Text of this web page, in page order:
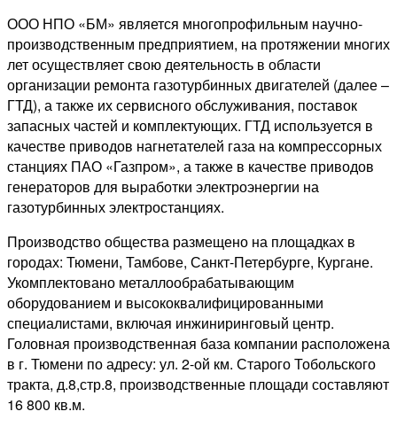
ООО НПО «БМ» является многопрофильным научно-
производственным предприятием, на протяжении многих
лет осуществляет свою деятельность в области
организации ремонта газотурбинных двигателей (далее –
ГТД), а также их сервисного обслуживания, поставок
запасных частей и комплектующих. ГТД используется в
качестве приводов нагнетателей газа на компрессорных
станциях ПАО «Газпром», а также в качестве приводов
генераторов для выработки электроэнергии на
газотурбинных электростанциях.
Производство общества размещено на площадках в
городах: Тюмени, Тамбове, Санкт-Петербурге, Кургане.
Укомплектовано металлообрабатывающим
оборудованием и высококвалифицированными
специалистами, включая инжиниринговый центр.
Головная производственная база компании расположена
в г. Тюмени по адресу: ул. 2-ой км. Старого Тобольского
тракта, д.8,стр.8, производственные площади составляют
16 800 кв.м.